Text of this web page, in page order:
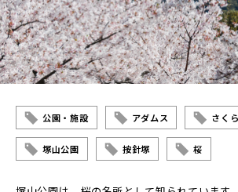
公園・施設 アダムス さくら
塚山公園 按針塚 桜